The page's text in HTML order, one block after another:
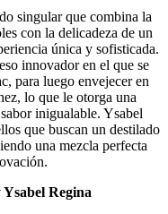
singular que combina la
con la delicadeza de un
única y sofisticada.
innovador en el que se
para luego envejecer en
lo que le otorga una
inigualable. Ysabel
que buscan un destilado
una mezcla perfecta
Regina